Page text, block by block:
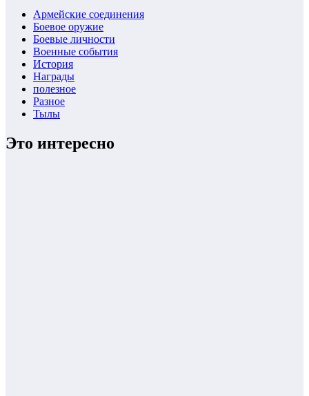
Армейские соединения
Боевое оружие
Боевые личности
Военные события
История
Награды
полезное
Разное
Тылы
Это интересно